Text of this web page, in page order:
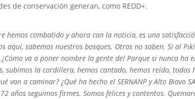
de conservación generan, como REDD+.
hemos combatido y ahora con la noticia, es una
aquí, sabemos nuestros bosques. Otros no saben. Si al
va a poner nombre la gente del Parque si nunca ha
subimos la cordillera, hemos cantado, hemos reído, todos
van a caminar? ¿Qué ha hecho el SERNANP y Alto Biavo
años seguimos firmes. Somos felices y contentos.